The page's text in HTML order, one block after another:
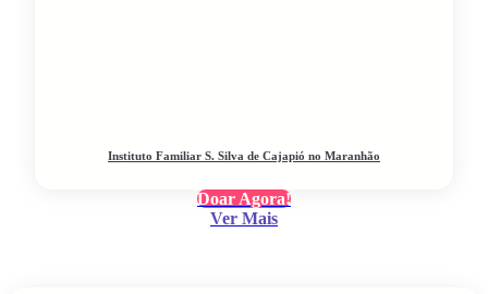
Instituto Familiar S. Silva de Cajapió no Maranhão
Doar Agora!
Ver Mais